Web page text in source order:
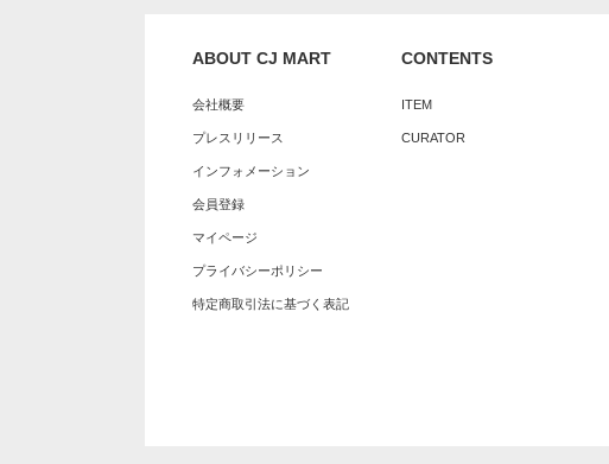
ABOUT CJ MART
会社概要
プレスリリース
インフォメーション
会員登録
マイページ
プライバシーポリシー
特定商取引法に基づく表記
CONTENTS
ITEM
CURATOR